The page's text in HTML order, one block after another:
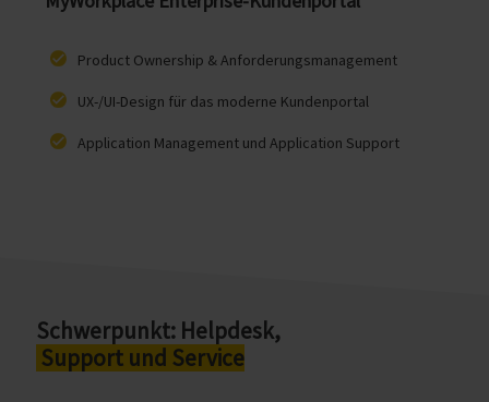
Product Ownership & Anforderungsmanagement
UX-/UI-Design für das moderne Kundenportal
Application Management und Application Support
Schwerpunkt: Helpdesk,
Support und Service